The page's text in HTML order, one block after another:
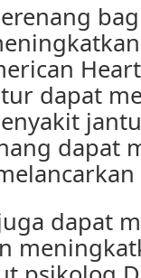
dapat
dapat
dapat